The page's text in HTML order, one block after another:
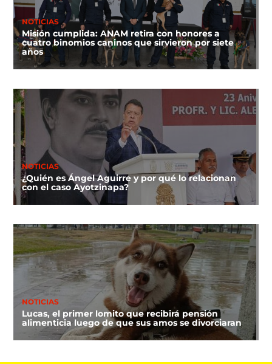
NOTICIAS
Misión cumplida: ANAM retira con honores a
cuatro binomios caninos que sirvieron por siete
años
NOTICIAS
¿Quién es Ángel Aguirre y por qué lo relacionan
con el caso Ayotzinapa?
NOTICIAS
Lucas, el primer lomito que recibirá pensión
alimenticia luego de que sus amos se divorciaran